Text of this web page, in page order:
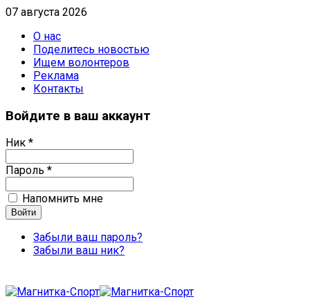
07 августа 2026
О нас
Поделитесь новостью
Ищем волонтеров
Реклама
Контакты
Войдите в ваш аккаунт
Ник *
Пароль *
Напомнить мне
Забыли ваш пароль?
Забыли ваш ник?